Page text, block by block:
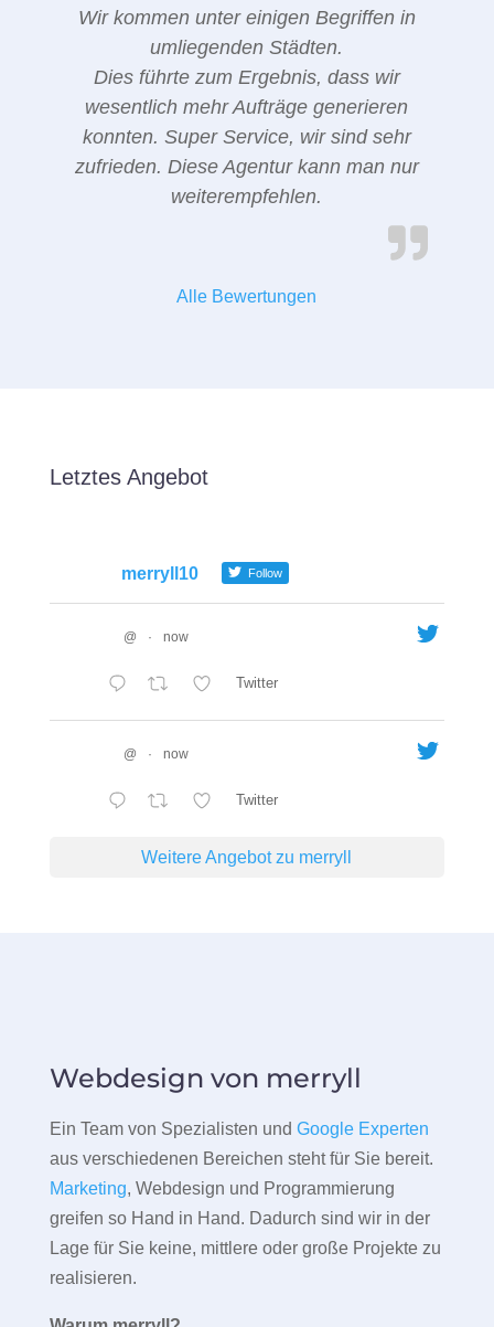
Wir kommen unter einigen Begriffen in
umliegenden Städten.
Dies führte zum Ergebnis, dass wir
wesentlich mehr Aufträge generieren
konnten. Super Service, wir sind sehr
zufrieden. Diese Agentur kann man nur
weiterempfehlen.
Alle Bewertungen
Letztes Angebot
merryll10 Follow
@ · now
Twitter
@ · now
Twitter
Weitere Angebot zu merryll
Webdesign von merryll
Ein Team von Spezialisten und Google Experten
aus verschiedenen Bereichen steht für Sie bereit.
Marketing, Webdesign und Programmierung
greifen so Hand in Hand. Dadurch sind wir in der
Lage für Sie keine, mittlere oder große Projekte zu
realisieren.